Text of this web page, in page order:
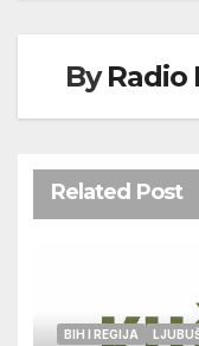
ByRadio
Related Post
BIH I REGIJA